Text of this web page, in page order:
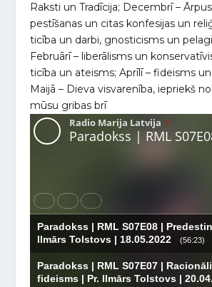
Raksti un Tradīcija; Decembrī –
pestīšanas un citas konfesijas un
ticība un darbi, gnosticisms un
Februārī – liberālisms un
ticība un ateisms; Aprīlī – fideisms
Maijā – Dieva visvarenība, iepriekš
mūsu gribas brī